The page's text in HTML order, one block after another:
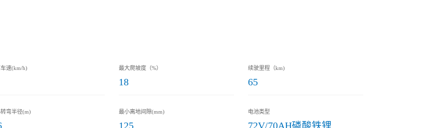
速(km/h) 最大爬坡度（%）
18
续驶里程（km)
65
弯半径(m) 最小离地间隙(mm)
125
电池类型
72V/70AH磷酸铁锂